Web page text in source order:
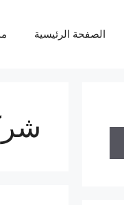
الصفحة الرئيسية